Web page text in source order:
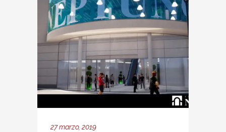
27 marzo, 2019